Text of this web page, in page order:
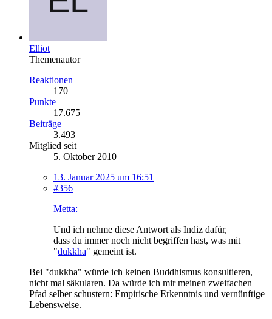
Elliot
Themenautor
Reaktionen
170
Punkte
17.675
Beiträge
3.493
Mitglied seit
5. Oktober 2010
13. Januar 2025 um 16:51
#356
Metta:
Und ich nehme diese Antwort als Indiz dafür,
dass du immer noch nicht begriffen hast, was mit
"dukkha" gemeint ist.
Bei "dukkha" würde ich keinen Buddhismus konsultieren,
nicht mal säkularen. Da würde ich mir meinen zweifachen
Pfad selber schustern: Empirische Erkenntnis und vernünftige
Lebensweise.